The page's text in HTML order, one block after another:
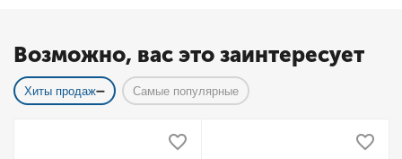
Возможно, вас это заинтересует
Хиты продаж Самые популярные